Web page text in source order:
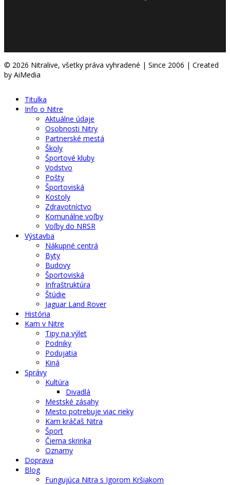
© 2026 Nitralive, všetky práva vyhradené | Since 2006 | Created
by AiMedia
Titulka
Info o Nitre
Aktuálne údaje
Osobnosti Nitry
Partnerské mestá
Školy
Športové kluby
Vodstvo
Pošty
Športoviská
Kostoly
Zdravotníctvo
Komunálne voľby
Voľby do NRSR
Výstavba
Nákupné centrá
Byty
Budovy
Športoviská
Infraštruktúra
Štúdie
Jaguar Land Rover
História
Kam v Nitre
Tipy na výlet
Podniky
Podujatia
Kiná
Správy
Kultúra
Divadlá
Mestské zásahy
Mesto potrebuje viac rieky
Kam kráčaš Nitra
Šport
Čierna skrinka
Oznamy
Doprava
Blog
Fungujúca Nitra s Igorom Kršiakom